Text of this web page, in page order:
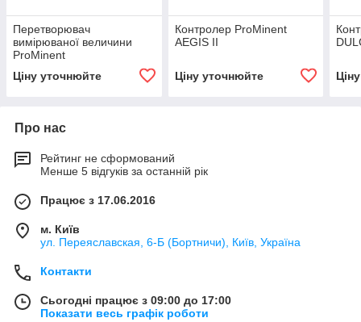
Перетворювач
вимірюваної величини
ProMinent
Ціну уточнюйте
Контролер ProMinent
AEGIS II
Ціну уточнюйте
Про нас
Рейтинг не сформований
Менше 5 відгуків за останній рік
Працює з 17.06.2016
м. Київ
ул. Переяславская, 6-Б (Бортничи), Київ, Україна
Контакти
Сьогодні працює з 09:00 до 17:00
Показати весь графік роботи